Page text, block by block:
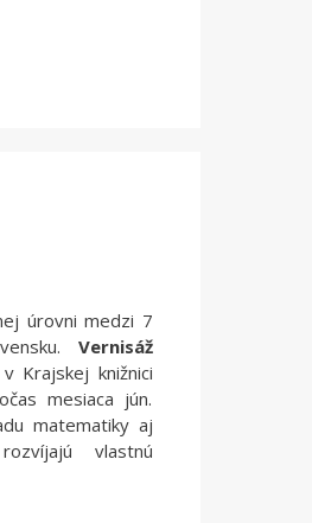
úrovni medzi 7
Vernisáž
v Krajskej knižnici
mesiaca jún.
matematiky aj
vlastnú